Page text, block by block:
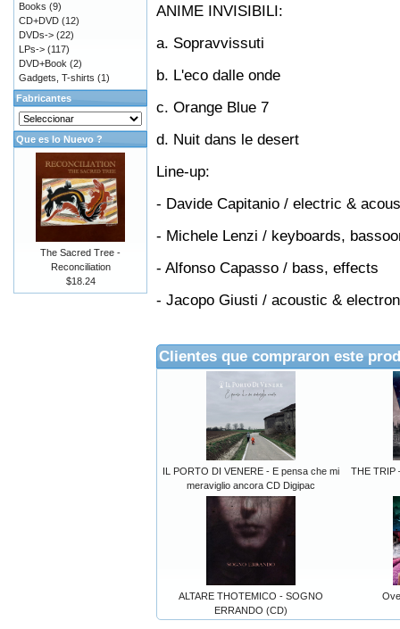
ANIME INVISIBILI:
a. Sopravvissuti
b. L'eco dalle onde
c. Orange Blue 7
d. Nuit dans le desert
Line-up:
- Davide Capitanio / electric &
- Michele Lenzi / keyboards,
- Alfonso Capasso / bass, effects
- Jacopo Giusti / acoustic &
Clientes que compraron este
IL PORTO DI VENERE - E pensa che mi
meraviglio ancora CD Digipac
THE TRIP
ALTARE THOTEMICO - SOGNO
ERRANDO (CD)
Books (9)
CD+DVD (12)
DVDs-> (22)
LPs-> (117)
DVD+Book (2)
Gadgets, T-shirts (1)
Fabricantes
Que es lo Nuevo ?
The Sacred Tree -
Reconciliation
$18.24